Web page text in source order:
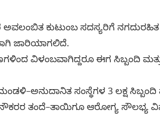
ಕುಟುಂಬ ಸದಸ್ಯರಿಗೆ ನಗದುರಹಿತ
ಜಾರಿಯಾಗಲಿದೆ.
ವಿಳಂಬವಾಗಿದ್ದರೂ ಈಗ ಸಿಬ್ಬಂದಿ
ಸಂಸ್ಥೆಗಳ 3 ಲಕ್ಷ
ತಂದೆ–ತಾಯಿಗೂ ಆರೋಗ್ಯ ಸೌಲಭ್ಯ